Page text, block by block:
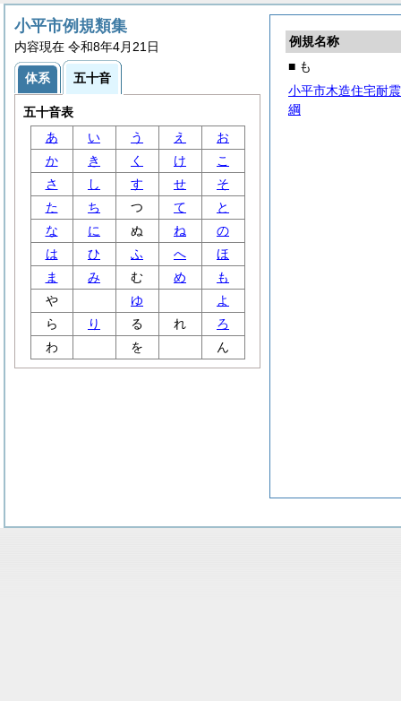
例規名称
■ も
小平市木造住宅耐
綱
小平市例規類集
内容現在 令和8年4月21日
体系 五十音
五十音表
あ
い う え
お
か
き く け
こ
さ
し す せ
そ
た
ち つ て
と
な
に ぬ ね
の
は
ひ ふ へ
ほ
ま
み む め
も
や
ゆ
よ
ら
り る れ
ろ
わ
を ん